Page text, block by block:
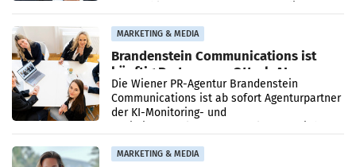
MARKETING & MEDIA
Brandenstein Communications ist
künftig Partner von OtterlyAI
Die Wiener PR-Agentur Brandenstein
Communications ist ab sofort Agenturpartner
der KI-Monitoring- und
MARKETING & MEDIA